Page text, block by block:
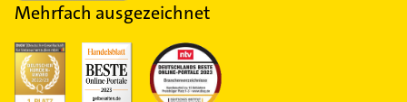
Mehrfach ausgezeichnet